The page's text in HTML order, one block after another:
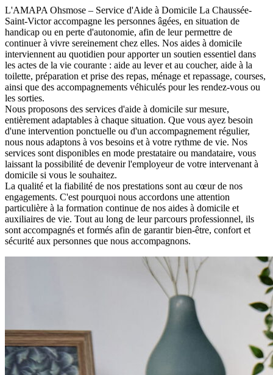
L'AMAPA Ohsmose – Service d'Aide à Domicile La Chaussée-
Saint-Victor accompagne les personnes âgées, en situation de
handicap ou en perte d'autonomie, afin de leur permettre de
continuer à vivre sereinement chez elles. Nos aides à domicile
interviennent au quotidien pour apporter un soutien essentiel dans
les actes de la vie courante : aide au lever et au coucher, aide à la
toilette, préparation et prise des repas, ménage et repassage, courses,
ainsi que des accompagnements véhiculés pour les rendez-vous ou
les sorties.
Nous proposons des services d'aide à domicile sur mesure,
entièrement adaptables à chaque situation. Que vous ayez besoin
d'une intervention ponctuelle ou d'un accompagnement régulier,
nous nous adaptons à vos besoins et à votre rythme de vie. Nos
services sont disponibles en mode prestataire ou mandataire, vous
laissant la possibilité de devenir l'employeur de votre intervenant à
domicile si vous le souhaitez.
La qualité et la fiabilité de nos prestations sont au cœur de nos
engagements. C'est pourquoi nous accordons une attention
particulière à la formation continue de nos aides à domicile et
auxiliaires de vie. Tout au long de leur parcours professionnel, ils
sont accompagnés et formés afin de garantir bien-être, confort et
sécurité aux personnes que nous accompagnons.